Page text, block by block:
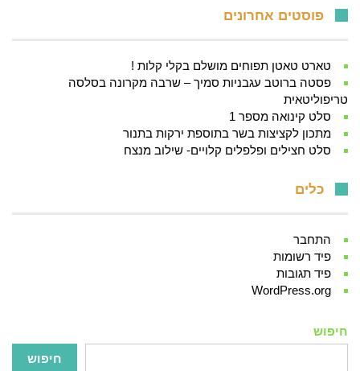
פוסטים אחרונים
טארט טאטן תפוחים מושלם בקלי קלות !
פסטה ברוטב עגבניות סמיך – שרבה מקרונה בסלסה
טריפוליטאית
סלט קינואה מספר 1
מתכון לקציצות בשר בתוספת ירקות בתנור
סלט חצילים ופלפלים קלויים- שילוב מנצח
כלים
התחבר
פיד רשומות
פיד תגובות
WordPress.org
חיפוש
חיפוש